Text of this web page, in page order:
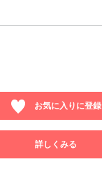
お気に入りに登録
詳しくみる